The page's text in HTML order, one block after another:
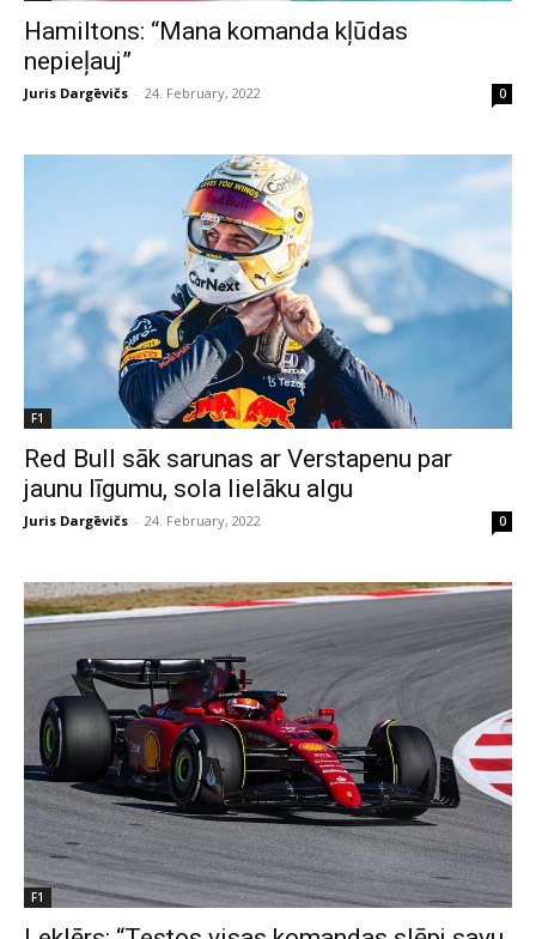
Hamiltons: “Mana komanda kļūdas
nepieļauj”
Juris Dargēvičs - 24. February, 2022 0
F1
Red Bull sāk sarunas ar Verstapenu par
jaunu līgumu, sola lielāku algu
Juris Dargēvičs - 24. February, 2022 0
F1